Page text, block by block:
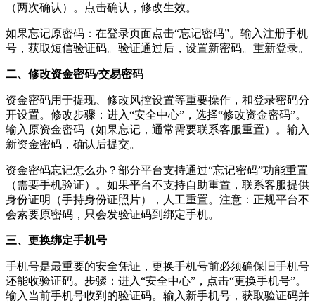
（两次确认）。点击确认，修改生效。
如果忘记原密码：在登录页面点击“忘记密码”。输入注册手机
号，获取短信验证码。验证通过后，设置新密码。重新登录。
二、修改资金密码/交易密码
资金密码用于提现、修改风控设置等重要操作，和登录密码分
开设置。修改步骤：进入“安全中心”，选择“修改资金密码”。
输入原资金密码（如果忘记，通常需要联系客服重置）。输入
新资金密码，确认后提交。
资金密码忘记怎么办？部分平台支持通过“忘记密码”功能重置
（需要手机验证）。如果平台不支持自助重置，联系客服提供
身份证明（手持身份证照片），人工重置。注意：正规平台不
会索要原密码，只会发验证码到绑定手机。
三、更换绑定手机号
手机号是最重要的安全凭证，更换手机号前必须确保旧手机号
还能收验证码。步骤：进入“安全中心”，点击“更换手机号”。
输入当前手机号收到的验证码。输入新手机号，获取验证码并